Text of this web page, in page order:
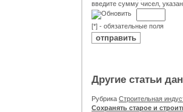
введите сумму чисел,
[*] - обязательные поля
Другие статьи
Рубрика Строительная
Сохранять старое и